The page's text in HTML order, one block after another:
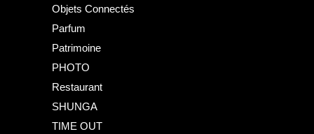
Objets Connectés
Parfum
Patrimoine
PHOTO
Restaurant
SHUNGA
TIME OUT